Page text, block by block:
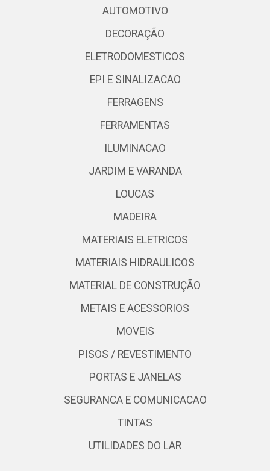
AUTOMOTIVO
DECORAÇÃO
ELETRODOMESTICOS
EPI E SINALIZACAO
FERRAGENS
FERRAMENTAS
ILUMINACAO
JARDIM E VARANDA
LOUCAS
MADEIRA
MATERIAIS ELETRICOS
MATERIAIS HIDRAULICOS
MATERIAL DE CONSTRUÇÃO
METAIS E ACESSORIOS
MOVEIS
PISOS / REVESTIMENTO
PORTAS E JANELAS
SEGURANCA E COMUNICACAO
TINTAS
UTILIDADES DO LAR